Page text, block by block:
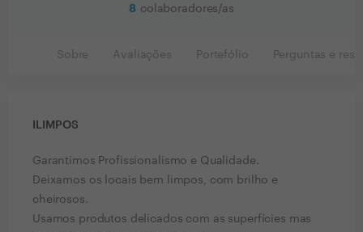
8 colaboradores/as
Sobre Avaliações Portefólio Perguntas e
ILIMPOS
Garantimos Profissionalismo e Qualidade.
Deixamos os locais bem limpos, com brilho e
cheirosos.
Usamos produtos delicados com as superfícies mas